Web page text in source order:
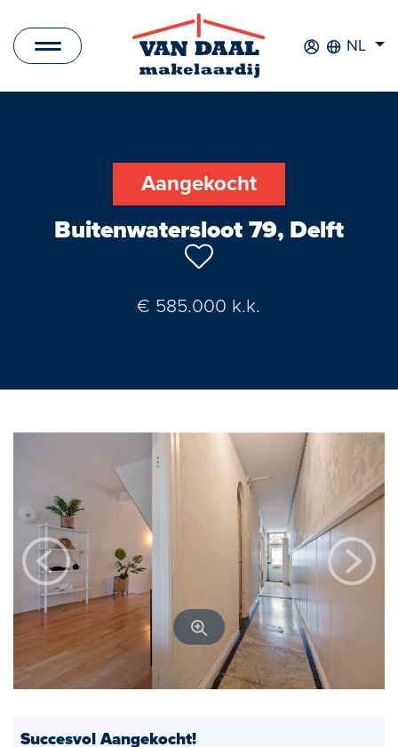
NL
Aangekocht
Diensten
Huis verkopen
Huis kopen
Exclusief wonen
Taxaties
Aangekocht
Buitenwatersloot 79, Delft
€ 585.000 k.k.
Succesvol Aangekocht!